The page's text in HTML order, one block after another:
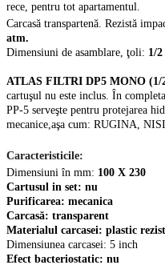
rece, pentru tot apartamentul.
Carcasă transpartenă. Rezistă
atm.
Dimensiuni de asamblare, ţoli: 1/2
ATLAS FILTRI DP5 MONO (1/
cartuşul nu este inclus. În
PP-5 serveşte pentru protejarea
mecanice,aşa cum: RUGINA,
Сaracteristicile:
Dimensiuni în mm: 100 Х 230
Cartusul in set: nu
Purificarea: mecanica
Carcasă: transparent
Materialul carcasei: plastic
Dimensiunea carcasei: 5 inch
Efect bacteriostatic: nu